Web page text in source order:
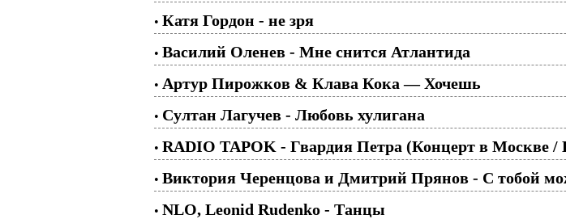
• Катя Гордон - не зря
• Василий Оленев - Мне снится Атлантида
• Артур Пирожков & Клава Кока — Хочешь
• Cултан Лагучев - Любовь хулигана
• RADIO TAPOK - Гвардия Петра (Концерт в Москве /
• Виктория Черенцова и Дмитрий Прянов - С тобой
• NLO, Leonid Rudenko - Танцы